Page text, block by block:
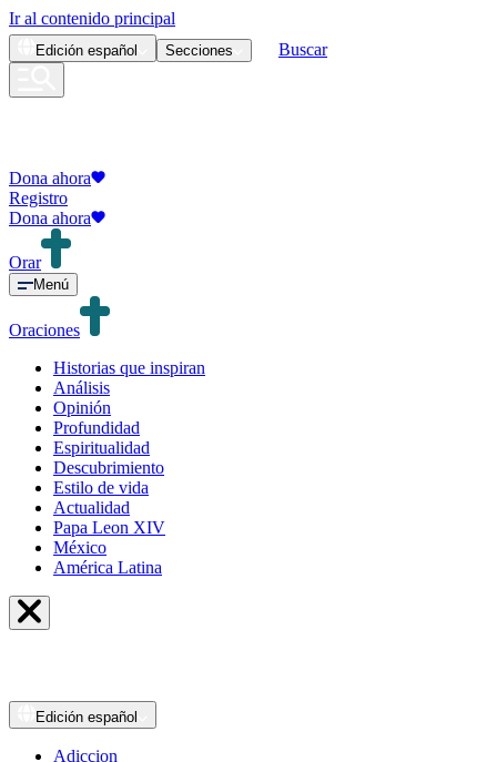
Ir al contenido principal
Edición español Secciones Buscar
Dona ahora
Registro
Dona ahora
Orar
Menú
Oraciones
Historias que inspiran
Análisis
Opinión
Profundidad
Espiritualidad
Descubrimiento
Estilo de vida
Actualidad
Papa Leon XIV
México
América Latina
Edición español
Adiccion